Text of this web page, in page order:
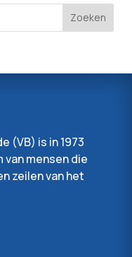
(VB) is in 1973
mensen die
zeilen van het